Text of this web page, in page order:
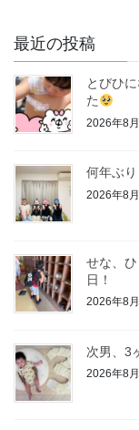
最近の投稿
とびひ
た
2026年8
何年ぶ
2026年8
せな、
日！
2026年8
次男、3
2026年8